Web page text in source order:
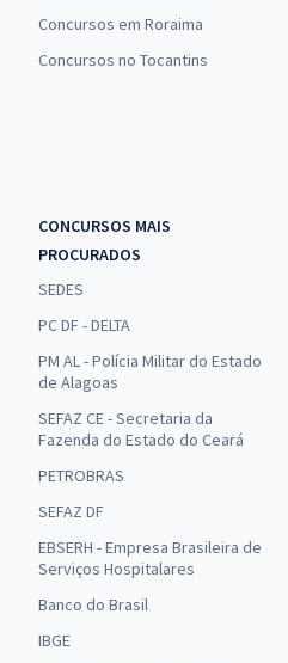
Concursos em Roraima
Concursos no Tocantins
CONCURSOS MAIS
PROCURADOS
SEDES
PC DF - DELTA
PM AL - Polícia Militar do Estado
de Alagoas
SEFAZ CE - Secretaria da
Fazenda do Estado do Ceará
PETROBRAS
SEFAZ DF
EBSERH - Empresa Brasileira de
Serviços Hospitalares
Banco do Brasil
IBGE